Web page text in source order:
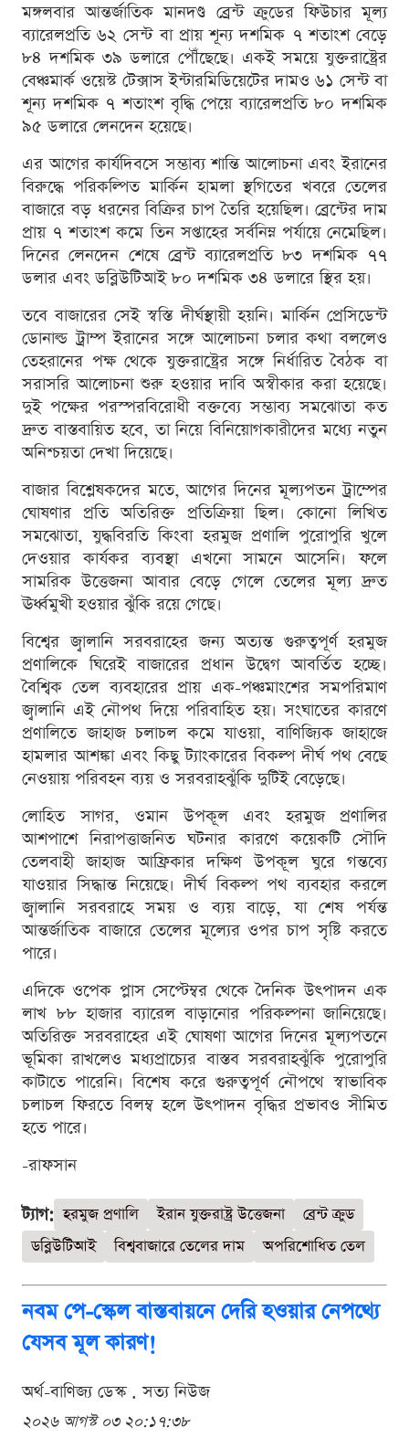
মঙ্গলবার আন্তর্জাতিক মানদণ্ড ব্রেন্ট ক্রুডের ফিউচার মূল্য
ব্যারেলপ্রতি ৬২ সেন্ট বা প্রায় শূন্য দশমিক ৭ শতাংশ বেড়ে
৮৪ দশমিক ৩৯ ডলারে পৌঁছেছে। একই সময়ে যুক্তরাষ্ট্রের
বেঞ্চমার্ক ওয়েস্ট টেক্সাস ইন্টারমিডিয়েটের দামও ৬১ সেন্ট বা
শূন্য দশমিক ৭ শতাংশ বৃদ্ধি পেয়ে ব্যারেলপ্রতি ৮০ দশমিক
৯৫ ডলারে লেনদেন হয়েছে।
এর আগের কার্যদিবসে সম্ভাব্য শান্তি আলোচনা এবং ইরানের
বিরুদ্ধে পরিকল্পিত মার্কিন হামলা স্থগিতের খবরে তেলের
বাজারে বড় ধরনের বিক্রির চাপ তৈরি হয়েছিল। ব্রেন্টের দাম
প্রায় ৭ শতাংশ কমে তিন সপ্তাহের সর্বনিম্ন পর্যায়ে নেমেছিল।
দিনের লেনদেন শেষে ব্রেন্ট ব্যারেলপ্রতি ৮৩ দশমিক ৭৭
ডলার এবং ডব্লিউটিআই ৮০ দশমিক ৩৪ ডলারে স্থির হয়।
তবে বাজারের সেই স্বস্তি দীর্ঘস্থায়ী হয়নি। মার্কিন প্রেসিডেন্ট
ডোনাল্ড ট্রাম্প ইরানের সঙ্গে আলোচনা চলার কথা বললেও
তেহরানের পক্ষ থেকে যুক্তরাষ্ট্রের সঙ্গে নির্ধারিত বৈঠক বা
সরাসরি আলোচনা শুরু হওয়ার দাবি অস্বীকার করা হয়েছে।
দুই পক্ষের পরস্পরবিরোধী বক্তব্যে সম্ভাব্য সমঝোতা কত
দ্রুত বাস্তবায়িত হবে, তা নিয়ে বিনিয়োগকারীদের মধ্যে নতুন
অনিশ্চয়তা দেখা দিয়েছে।
বাজার বিশ্লেষকদের মতে, আগের দিনের মূল্যপতন ট্রাম্পের
ঘোষণার প্রতি অতিরিক্ত প্রতিক্রিয়া ছিল। কোনো লিখিত
সমঝোতা, যুদ্ধবিরতি কিংবা হরমুজ প্রণালি পুরোপুরি খুলে
দেওয়ার কার্যকর ব্যবস্থা এখনো সামনে আসেনি। ফলে
সামরিক উত্তেজনা আবার বেড়ে গেলে তেলের মূল্য দ্রুত
ঊর্ধ্বমুখী হওয়ার ঝুঁকি রয়ে গেছে।
বিশ্বের জ্বালানি সরবরাহের জন্য অত্যন্ত গুরুত্বপূর্ণ হরমুজ
প্রণালিকে ঘিরেই বাজারের প্রধান উদ্বেগ আবর্তিত হচ্ছে।
বৈশ্বিক তেল ব্যবহারের প্রায় এক-পঞ্চমাংশের সমপরিমাণ
জ্বালানি এই নৌপথ দিয়ে পরিবাহিত হয়। সংঘাতের কারণে
প্রণালিতে জাহাজ চলাচল কমে যাওয়া, বাণিজ্যিক জাহাজে
হামলার আশঙ্কা এবং কিছু ট্যাংকারের বিকল্প দীর্ঘ পথ বেছে
নেওয়ায় পরিবহন ব্যয় ও সরবরাহঝুঁকি দুটিই বেড়েছে।
লোহিত সাগর, ওমান উপকূল এবং হরমুজ প্রণালির
আশপাশে নিরাপত্তাজনিত ঘটনার কারণে কয়েকটি সৌদি
তেলবাহী জাহাজ আফ্রিকার দক্ষিণ উপকূল ঘুরে গন্তব্যে
যাওয়ার সিদ্ধান্ত নিয়েছে। দীর্ঘ বিকল্প পথ ব্যবহার করলে
জ্বালানি সরবরাহে সময় ও ব্যয় বাড়ে, যা শেষ পর্যন্ত
আন্তর্জাতিক বাজারে তেলের মূল্যের ওপর চাপ সৃষ্টি করতে
পারে।
এদিকে ওপেক প্লাস সেপ্টেম্বর থেকে দৈনিক উৎপাদন এক
লাখ ৮৮ হাজার ব্যারেল বাড়ানোর পরিকল্পনা জানিয়েছে।
অতিরিক্ত সরবরাহের এই ঘোষণা আগের দিনের মূল্যপতনে
ভূমিকা রাখলেও মধ্যপ্রাচ্যের বাস্তব সরবরাহঝুঁকি পুরোপুরি
কাটাতে পারেনি। বিশেষ করে গুরুত্বপূর্ণ নৌপথে স্বাভাবিক
চলাচল ফিরতে বিলম্ব হলে উৎপাদন বৃদ্ধির প্রভাবও সীমিত
হতে পারে।
-রাফসান
ট্যাগ: হরমুজ প্রণালি ইরান যুক্তরাষ্ট্র উত্তেজনা
ব্রেন্ট ক্রুড
ডব্লিউটিআই
বিশ্ববাজারে তেলের দাম অপরিশোধিত তেল
নবম পে-স্কেল বাস্তবায়নে দেরি হওয়ার নেপথ্যে
যেসব মূল কারণ!
অর্থ-বাণিজ্য ডেস্ক . সত্য নিউজ
২০২৬ আগস্ট ০৩ ২০:১৭:৩৮